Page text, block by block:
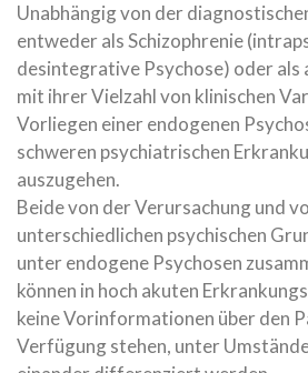
Unabhängig von der
entweder als Schizophrenie
desintegrative Psychose) oder
mit ihrer Vielzahl von klinischen
Vorliegen einer endogenen
schweren psychiatrischen
auszugehen.
Beide von der Verursachung und
unterschiedlichen psychischen
unter endogene Psychosen
können in hoch akuten
keine Vorinformationen über den
Verfügung stehen, unter